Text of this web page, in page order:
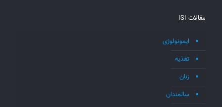
مقالات ISI
ایمونولوژی
تغذیه
زنان
سالمندان